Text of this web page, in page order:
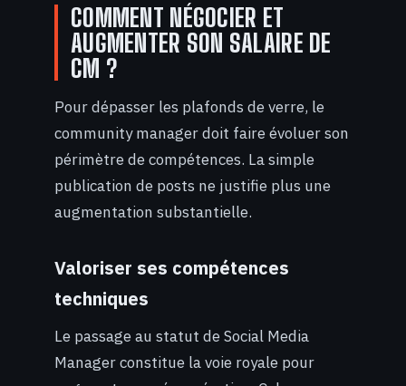
COMMENT NÉGOCIER ET
AUGMENTER SON SALAIRE DE
CM ?
Pour dépasser les plafonds de verre, le
community manager doit faire évoluer son
périmètre de compétences. La simple
publication de posts ne justifie plus une
augmentation substantielle.
Valoriser ses compétences
techniques
Le passage au statut de Social Media
Manager constitue la voie royale pour